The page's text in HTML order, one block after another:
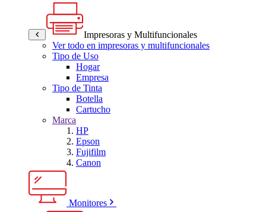
Impresoras y Multifuncionales
Ver todo en impresoras y multifuncionales
Tipo de Uso
Hogar
Empresa
Tipo de Tinta
Botella
Cartucho
Marca
HP
Epson
Fujifilm
Canon
Monitores